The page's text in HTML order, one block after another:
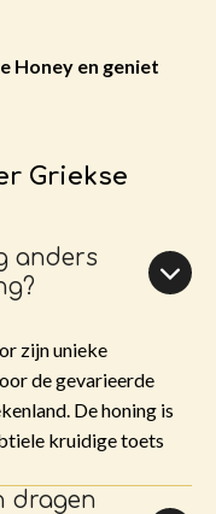
Honey en geniet
Griekse
anders
zijn unieke
de gevarieerde
De honing is
kruidige toets
dragen